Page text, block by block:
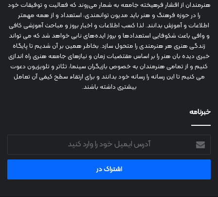
هنرمندان از اقشار فرهیخته جامعه به شمار می‌روند که فعالیت و توفیقات خود
را در حوزه فرهنگ و هنر باید مدیون توانمندی، استعداد و از همه مهمتر
اطلاعات و آموزش بدانند. لذا کسب اطلاعات و اخبار بروز و مباحث آموزشی کافی
و وافی باعث شکوفایی استعدادها و بروز ایده‌های نابی خواهد شد که می تواند
زندگی هنری هر هنرمندی را متحول سازد. بخاطر همین بر آن شدیم تا پایگاه
خبری دیده بان هنر را بر اساس مقتضیات زمان و نیازهای جامعه هنری راه اندازی
کنیم و از تمامی هنرمندان به خصوص بازیگران سینما، تئاتر و تلویزیون دعوت
می کنیم تا این رسانه را رسانه خود بدانند و برای ارتقاء سطح کیفی آن تعامل
بیشتری داشته باشند.
خبرنامه
آدرس
ایمیل
خود
وارد